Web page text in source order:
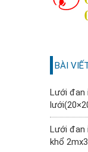
BÀI
Lưới đan
Lưới đan
khổ